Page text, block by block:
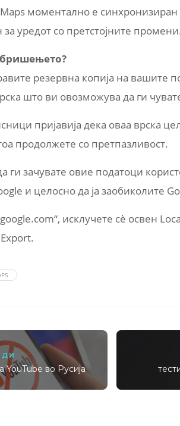
моментално е
уредот со претстојните
бришењето?
резервна копија на вашите
што ви овозможува да ги
пријавија дека оваа врска
продолжете со претпазливост.
ги зачувате овие податоци
и целосно да ја заобиколите
исклучете сè освен
YouTube во Русија